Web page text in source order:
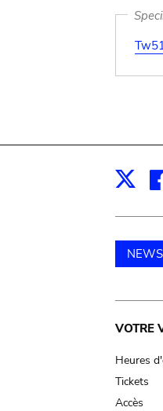
X
VOTRE
Heures
Tickets
Accès